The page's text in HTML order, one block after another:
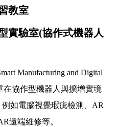
教室
實驗室(協作式機器人
Manufacturing and Digital
在協作型機器人與擴增實境
如電腦視覺瑕疵檢測、AR
遠端維修等。